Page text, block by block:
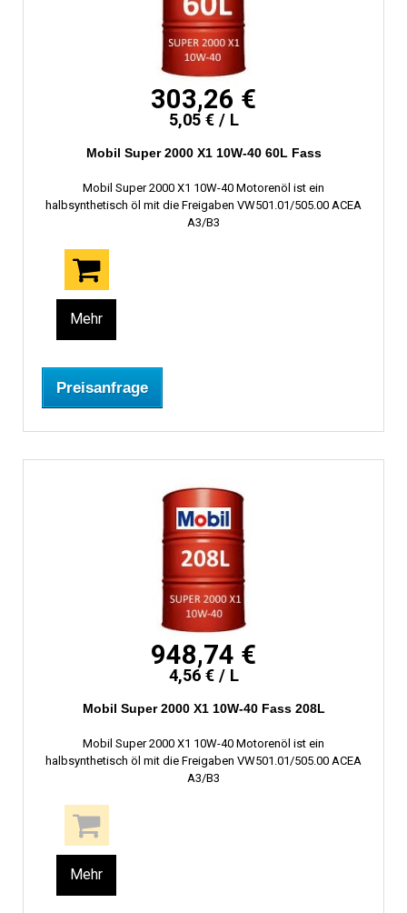
303,26 €
5,05 € / L
Mobil Super 2000 X1 10W-40 60L Fass
Mobil Super 2000 X1 10W-40 Motorenöl ist ein
halbsynthetisch öl mit die Freigaben VW501.01/505.00 ACEA
A3/B3
Mehr
Preisanfrage
948,74 €
4,56 € / L
Mobil Super 2000 X1 10W-40 Fass 208L
Mobil Super 2000 X1 10W-40 Motorenöl ist ein
halbsynthetisch öl mit die Freigaben VW501.01/505.00 ACEA
A3/B3
Mehr